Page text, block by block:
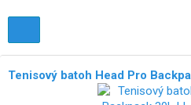
Tenisový batoh Head Pro